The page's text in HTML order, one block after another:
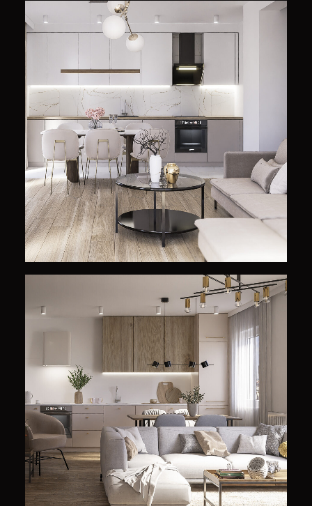
Projekty Wnętrz
Projekty Wnętrz